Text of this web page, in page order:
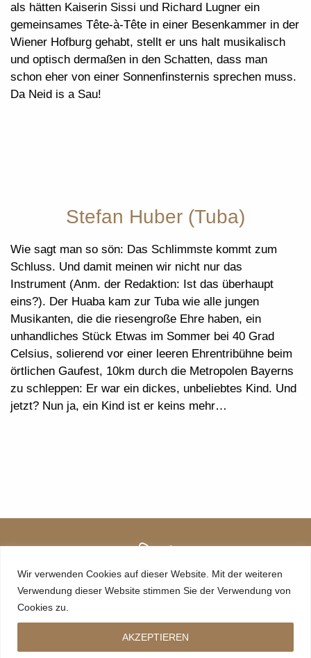
Wir verwenden Cookies auf dieser Website. Mit der weiteren
Verwendung dieser Website stimmen Sie der Verwendung von
Cookies zu.
AKZEPTIEREN
als hätten Kaiserin Sissi und Richard Lugner ein
gemeinsames Tête-à-Tête in einer Besenkammer in der
Wiener Hofburg gehabt, stellt er uns halt musikalisch
und optisch dermaßen in den Schatten, dass man
schon eher von einer Sonnenfinsternis sprechen muss.
Da Neid is a Sau!
Stefan Huber (Tuba)
Wie sagt man so sön: Das Schlimmste kommt zum
Schluss. Und damit meinen wir nicht nur das
Instrument (Anm. der Redaktion: Ist das überhaupt
eins?). Der Huaba kam zur Tuba wie alle jungen
Musikanten, die die riesengroße Ehre haben, ein
unhandliches Stück Etwas im Sommer bei 40 Grad
Celsius, solierend vor einer leeren Ehrentribühne beim
örtlichen Gaufest, 10km durch die Metropolen Bayerns
zu schleppen: Er war ein dickes, unbeliebtes Kind. Und
jetzt? Nun ja, ein Kind ist er keins mehr…